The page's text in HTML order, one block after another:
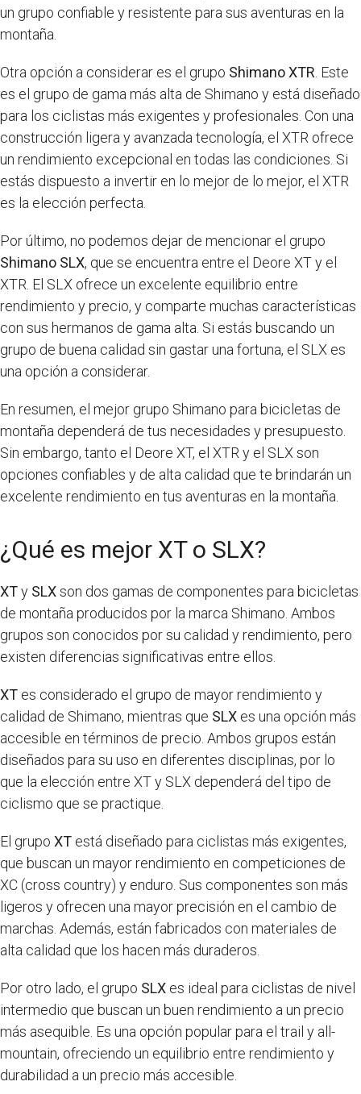
un grupo confiable y resistente para sus aventuras en la
montaña.
Otra opción a considerar es el grupo Shimano XTR . Este
es el grupo de gama más alta de Shimano y está diseñado
para los ciclistas más exigentes y profesionales. Con una
construcción ligera y avanzada tecnología, el XTR ofrece
un rendimiento excepcional en todas las condiciones. Si
estás dispuesto a invertir en lo mejor de lo mejor, el XTR
es la elección perfecta.
Por último, no podemos dejar de mencionar el grupo
Shimano SLX, que se encuentra entre el Deore XT y el
XTR. El SLX ofrece un excelente equilibrio entre
rendimiento y precio, y comparte muchas características
con sus hermanos de gama alta. Si estás buscando un
grupo de buena calidad sin gastar una fortuna, el SLX es
una opción a considerar.
En resumen, el mejor grupo Shimano para bicicletas de
montaña dependerá de tus necesidades y presupuesto.
Sin embargo, tanto el Deore XT, el XTR y el SLX son
opciones confiables y de alta calidad que te brindarán un
excelente rendimiento en tus aventuras en la montaña.
¿Qué es mejor XT o SLX?
XTy SLXson dos gamas de componentes para bicicletas
de montaña producidos por la marca Shimano. Ambos
grupos son conocidos por su calidad y rendimiento, pero
existen diferencias significativas entre ellos.
XT es considerado el grupo de mayor rendimiento y
calidad de Shimano, mientras que SLX es una opción más
accesible en términos de precio. Ambos grupos están
diseñados para su uso en diferentes disciplinas, por lo
que la elección entre XT y SLX dependerá del tipo de
ciclismo que se practique.
El grupo XT está diseñado para ciclistas más exigentes,
que buscan un mayor rendimiento en competiciones de
XC (cross country) y enduro. Sus componentes son más
ligeros y ofrecen una mayor precisión en el cambio de
marchas. Además, están fabricados con materiales de
alta calidad que los hacen más duraderos.
Por otro lado, el grupo SLX es ideal para ciclistas de nivel
intermedio que buscan un buen rendimiento a un precio
más asequible. Es una opción popular para el trail y all-
mountain, ofreciendo un equilibrio entre rendimiento y
durabilidad a un precio más accesible.